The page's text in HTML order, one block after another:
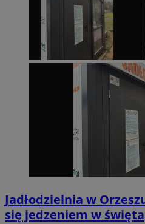
Jadłodzielnia w
się jedzeniem w święta